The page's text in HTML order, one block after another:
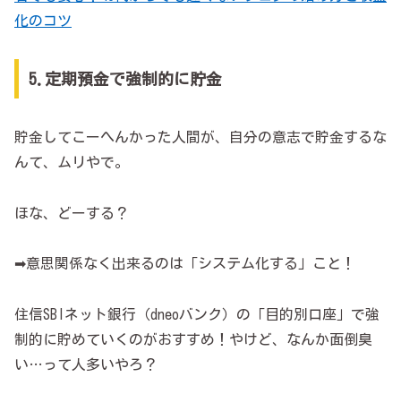
化のコツ
5.定期預金で強制的に貯金
貯金してこーへんかった人間が、自分の意志で貯金するな
んて、ムリやで。
ほな、どーする？
➡意思関係なく出来るのは「システム化する」こと！
住信SBIネット銀行（dneoバンク）の「目的別口座」で強
制的に貯めていくのがおすすめ！やけど、なんか面倒臭
い…って人多いやろ？